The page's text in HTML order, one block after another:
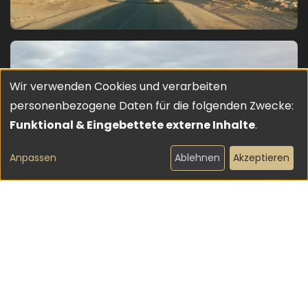
Bild
Verwendung
von
personenbezogenen
Daten
Wir verwenden Cookies und verarbeiten
personenbezogene Daten für die folgenden Zwecke:
Funktional & Eingebettete externe Inhalte.
Anpassen Ablehnen Akzeptieren